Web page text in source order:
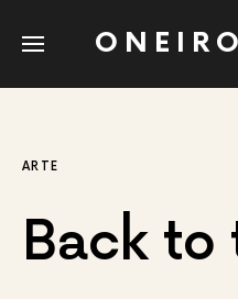
ARTE
Back to